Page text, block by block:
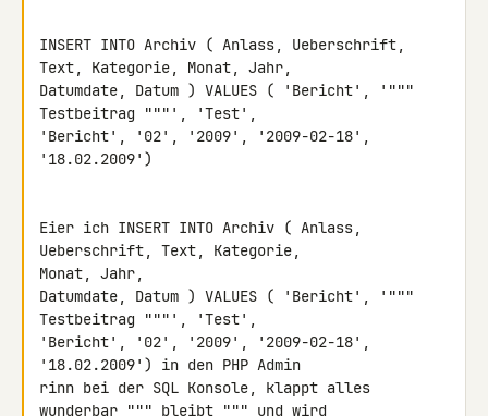
INSERT INTO Archiv ( Anlass, Ueberschrift,
Text, Kategorie, Monat, Jahr,
Datumdate, Datum ) VALUES ( 'Bericht', '"""
Testbeitrag """', 'Test',
'Bericht', '02', '2009', '2009-02-18',
'18.02.2009')
Eier ich INSERT INTO Archiv ( Anlass,
Ueberschrift, Text, Kategorie,
Monat, Jahr,
Datumdate, Datum ) VALUES ( 'Bericht', '"""
Testbeitrag """', 'Test',
'Bericht', '02', '2009', '2009-02-18',
'18.02.2009') in den PHP Admin
rinn bei der SQL Konsole, klappt alles
wunderbar """ bleibt """ und wird